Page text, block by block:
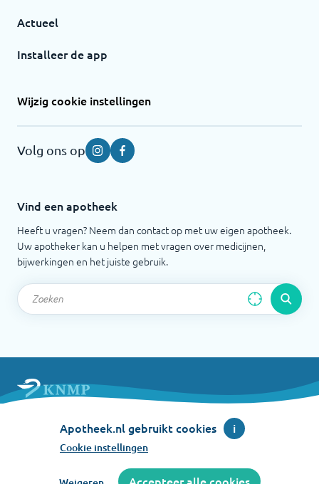
Actueel
Installeer de app
Wijzig cookie instellingen
Volg ons op InstagramFacebook
Vind een apotheek
Heeft u vragen? Neem dan contact op met uw eigen apotheek.
Uw apotheker kan u helpen met vragen over medicijnen,
bijwerkingen en het juiste gebruik.
Nederlandse Maatschappij ter bevordering der
Pharmacie
Apotheek.nl gebruikt cookies i
Cookie instellingen